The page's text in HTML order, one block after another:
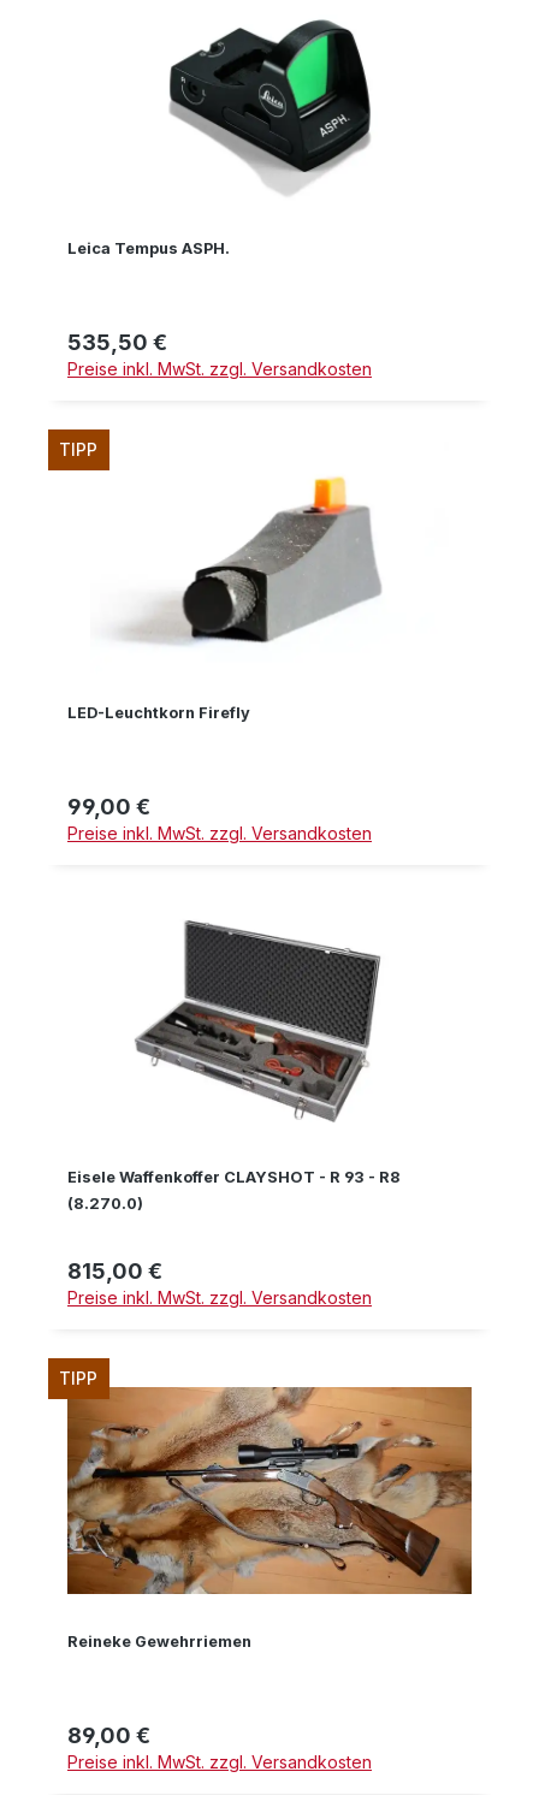
Leica Tempus ASPH.
Regulärer Preis:
535,50 €
Preise inkl. MwSt. zzgl. Versandkosten
TIPP
LED-Leuchtkorn Firefly
Regulärer Preis:
99,00 €
Preise inkl. MwSt. zzgl. Versandkosten
Eisele Waffenkoffer CLAYSHOT - R 93 - R8
(8.270.0)
Regulärer Preis:
815,00 €
Preise inkl. MwSt. zzgl. Versandkosten
TIPP
Reineke Gewehrriemen
Regulärer Preis:
89,00 €
Preise inkl. MwSt. zzgl. Versandkosten